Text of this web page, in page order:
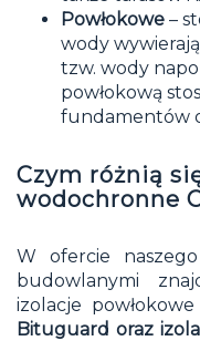
Powłokowe –
wody
tzw. wody
powłokową
fundamentów
Czym różnią
wodochronne
W ofercie naszego
budowlanymi
izolacje powłokowe
Bituguard oraz